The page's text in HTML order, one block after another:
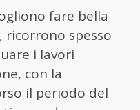
fare bella
ricorrono spesso
i lavori
con la
il periodo del